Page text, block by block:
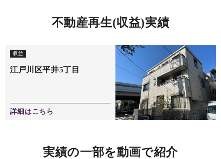
不動産再生(収益)実績
収益
江戸川区平井5丁目
詳細はこちら
実績の一部を動画で紹介